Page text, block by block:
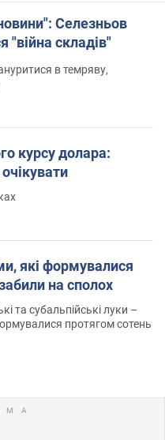
Селезньов
"війна складів"
в темряву,
курсу долара:
які формувалися
на сполох
та субальпійські луки –
протягом сотень